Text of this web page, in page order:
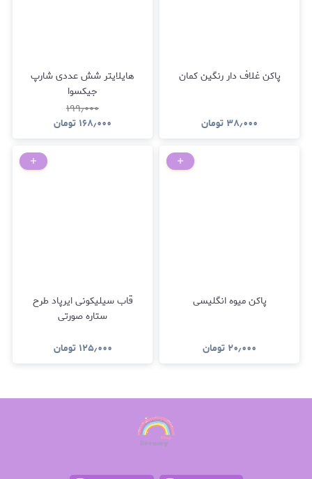
پاکن غلاف دار رنگین کمان
۳۸٫۰۰۰ تومان
هایلایتر شش عددی شارپ
جیکسوا
۱۹۹٫۰۰۰
۱۶۸٫۰۰۰ تومان
پاکن میوه انگلیسی
۲۰٫۰۰۰ تومان
قاب سیلیکونی ایرپاد طرح
ستاره صورتی
۱۲۵٫۰۰۰ تومان